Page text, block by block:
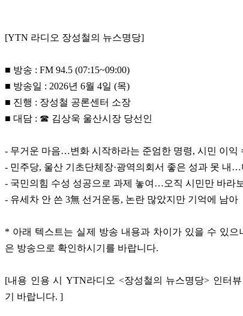
[YTN 라디오 장성철의 뉴스명당]
■ 방송 : FM 94.5 (07:15~09:00)
■ 방송일 : 2026년 6월 4일 (목)
■ 진행 : 장성철 공론센터 소장
■ 대담 : ☎ 김상욱 울산시장 당선인
- 무거운 마음…변화 시작하라는 준엄한 명령, 시민 이익
- 민주당, 울산 기초단체장·광역의회서 좋은 성과 못 내…
- 국민의힘 수성 성공으로 과제 놓여…오직 시민만 바라
- 유세차 안 쓴 3無 선거운동, 논란 많았지만 기억에 남아
* 아래 텍스트는 실제 방송 내용과 차이가 있을 수 있으
은 방송으로 확인하시기를 바랍니다.
[내용 인용 시 YTN라디오 <장성철의 뉴스명당> 인터뷰
기 바랍니다. ]